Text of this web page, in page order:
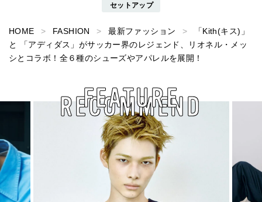
セットアップ
HOME FASHION 最新ファッション
「Kith(キス)」
と 「アディダス」がサッカー界のレジェンド、リオネル・メッ
シとコラボ！全６種のシューズやアパレルを展開！
RECOMMEND
FEATURE